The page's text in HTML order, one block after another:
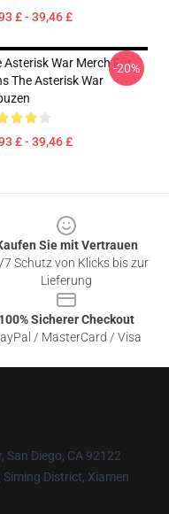
£ - 39,46 £
Asterisk War Merch Für
The Asterisk War
£ - 39,46 £
-20%
Sie mit Vertrauen
Schutz von Klicks bis zur
Lieferung
100% Sicherer Checkout
/ MasterCard / Visa
San Diego, CA 92122
Siming District, Xiamen